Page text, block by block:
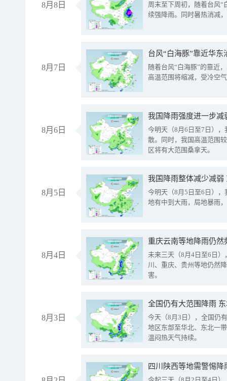
8月8日
周末至下周初，随着台风“
续强降雨。同时暑热消减
8月7日
台风“白海豚”靠近华
随着台风“白海豚”的靠近
高温范围将缩减，受冷空
8月6日
今明天（8月6日至7日）
散。同时，我国高温范围
区将有大范围桑拿天。
8月5日
我国降雨整体减少减弱
今明天（8月5日至6日）
地有中到大雨，局地暴雨
8月4日
重庆云南等地降雨仍然
未来三天（8月4日至6日
川、重庆、贵州等地仍然
害。
8月3日
全国仍有大范围降雨
今天（8月3日），全国仍
地区东部至华北、东北一
温闷热天气持续。